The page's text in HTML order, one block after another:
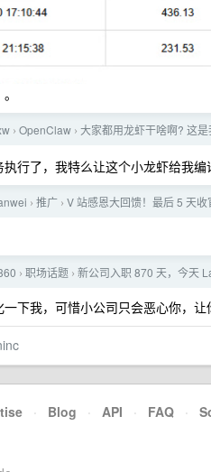
› OpenClaw › 大家都用龙虾干啥啊? 这
行了，我特么让这个小龙虾给我
› 推广 › V 站感恩大回馈！最后 5 天
› 职场话题 › 新公司入职 870 天，今天
下我，可惜小公司只会恶心你，让
· Blog · API · FAQ ·